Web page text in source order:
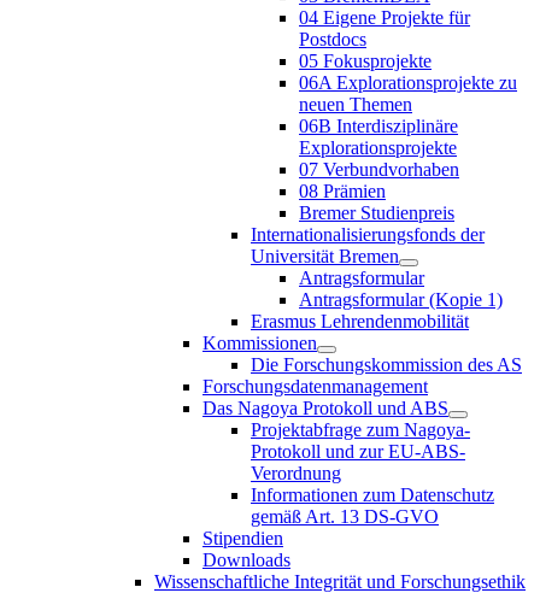
04 Eigene Projekte für
Postdocs
05 Fokusprojekte
06A Explorationsprojekte zu
neuen Themen
06B Interdisziplinäre
Explorationsprojekte
07 Verbundvorhaben
08 Prämien
Bremer Studienpreis
Internationalisierungsfonds der
Universität Bremen
Antragsformular
Antragsformular (Kopie 1)
Erasmus Lehrendenmobilität
Kommissionen
Die Forschungskommission des AS
Forschungsdatenmanagement
Das Nagoya Protokoll und ABS
Projektabfrage zum Nagoya-
Protokoll und zur EU-ABS-
Verordnung
Informationen zum Datenschutz
gemäß Art. 13 DS-GVO
Stipendien
Downloads
Wissenschaftliche Integrität und Forschungsethik